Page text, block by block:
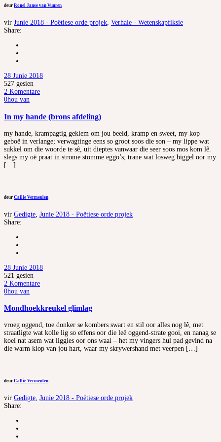
deur Ronel Janse van Vuuren
vir Junie 2018 - Poëtiese orde projek, Verhale - Wetenskapfiksie
Share:
28 Junie 2018
527 gesien
2 Komentare
0hou van
In my hande (brons afdeling)
my hande, krampagtig geklem om jou beeld, kramp en sweet, my kop
geboë in verlange; verwagtinge eens so groot soos die son – my lippe wat
sukkel om die woorde te sê, uit dieptes vanwaar die seer soos mos kom lê.
slegs my oë praat in strome stomme eggo’s; trane wat losweg biggel oor my
[…]
deur Callie Vermeulen
vir Gedigte Junie 2018 - Poëtiese orde projek
Share:
28 Junie 2018
521 gesien
2 Komentare
0hou van
Mondhoekkreukel glimlag
vroeg oggend, toe donker se kombers swart en stil oor alles nog lê, met
straatligte wat kolle lig so effens oor die leë oggend-strate gooi, en nanag se
koel nat asem wat liggies oor ons waai – het my vingers hul pad gevind na
die warm klop van jou hart, waar my skrywershand met veerpen […]
deur Callie Vermeulen
vir Gedigte, Junie 2018 - Poëtiese orde projek
Share: